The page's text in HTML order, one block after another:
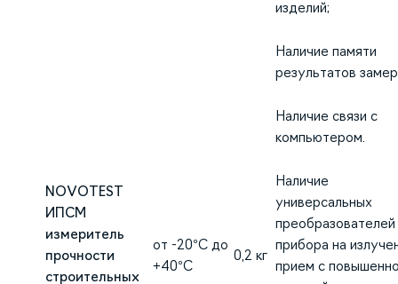
NOVOTEST
ИПСМ
измеритель
прочности
строительных
от -20°С до
+40°С
0,2 кг
изделий;
Наличие памяти
результатов
Наличие связи с
компьютером.
Наличие
универсальных
преобразователей
прибора на
прием с